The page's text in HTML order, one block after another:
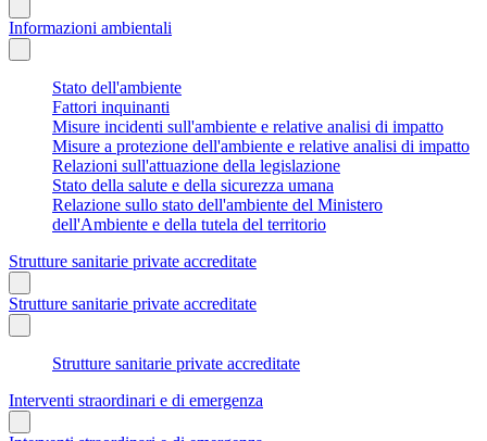
Informazioni ambientali
Stato dell'ambiente
Fattori inquinanti
Misure incidenti sull'ambiente e relative analisi di impatto
Misure a protezione dell'ambiente e relative analisi di impatto
Relazioni sull'attuazione della legislazione
Stato della salute e della sicurezza umana
Relazione sullo stato dell'ambiente del Ministero
dell'Ambiente e della tutela del territorio
Strutture sanitarie private accreditate
Strutture sanitarie private accreditate
Strutture sanitarie private accreditate
Interventi straordinari e di emergenza